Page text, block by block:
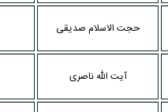
حجت الاسلام صدیقی
آیت الله ناصری